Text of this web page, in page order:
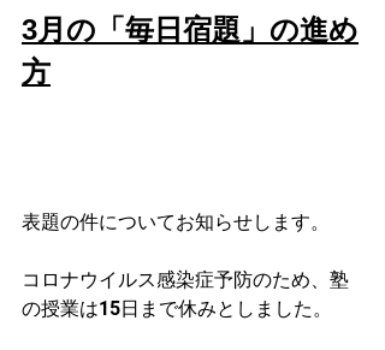
3月の「毎日宿題」の進め
方
表題の件についてお知らせします。
コロナウイルス感染症予防のため、塾
の授業は15日まで休みとしました。